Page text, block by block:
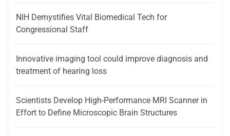
NIH Demystifies Vital Biomedical Tech for
Congressional Staff
Innovative imaging tool could improve diagnosis and
treatment of hearing loss
Scientists Develop High-Performance MRI Scanner in
Effort to Define Microscopic Brain Structures